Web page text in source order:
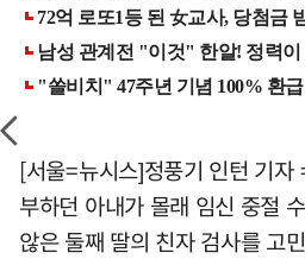
[서울=뉴시스]정풍기 인턴 기
부하던 아내가 몰래 임신 중절
않은 둘째 딸의 친자 검사를 고